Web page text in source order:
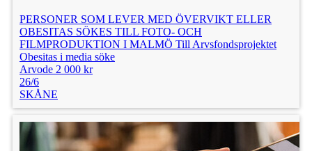
PERSONER SOM LEVER MED ÖVERVIKT ELLER
OBESITAS SÖKES TILL FOTO- OCH
FILMPRODUKTION I MALMÖ Till Arvsfondsprojektet
Obesitas i media söke
Arvode 2 000 kr
26/6
SKÅNE